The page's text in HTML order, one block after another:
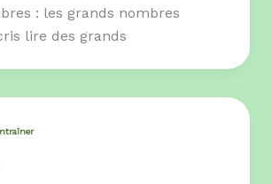
: les grands nombres
lire des grands